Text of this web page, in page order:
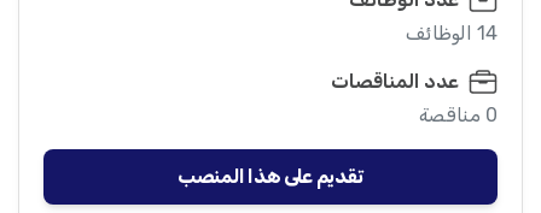
14 الوظائف
عدد المناقصات
0 مناقصة
تقديم على هذا المنصب